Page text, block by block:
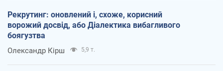
Рекрутинг: оновлений і, схоже, корисний
ворожий досвід, або Діалектика вибагливого
боягузтва
Олександр Кірш 5,9 т.